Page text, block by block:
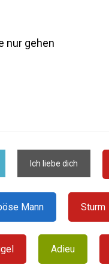
nur gehen
Ich liebe dich
Mann Sturm
Adieu